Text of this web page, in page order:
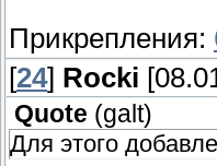
Прикрепления:
[24] Rocki
Quote (galt)
Для этого